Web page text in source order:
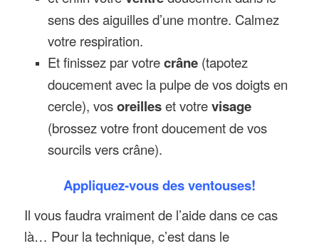
sens des aiguilles d’une montre. Calmez
votre respiration.
Et finissez par votrecrâne(tapotez
doucement avec la pulpe de vos doigts en
cercle), vosoreilleset votrevisage
(brossez votre front doucement de vos
sourcils vers crâne).
Appliquez-vous desventouses!
Il vous faudra vraiment de l’aide dans ce cas
là… Pour la technique, c’est dans le